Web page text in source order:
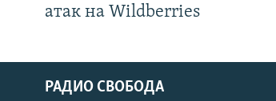
атак на Wildberries
РАДИО СВОБОДА